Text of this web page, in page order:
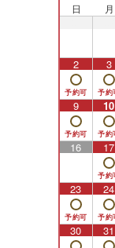
日 月
2 3
9 10
16 17
23 24
30 31